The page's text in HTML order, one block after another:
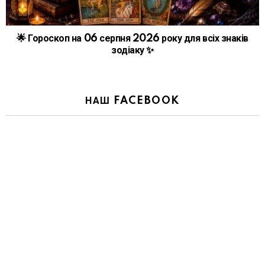
🌟 Гороскоп на 06 серпня 2026 року для всіх знаків
зодіаку ✨
НАШ FACEBOOK